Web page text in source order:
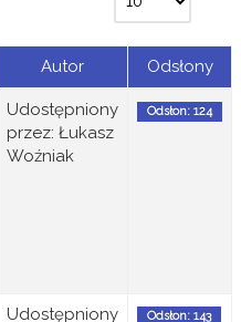
Autor Odsłony
Udostępniony
przez: Łukasz
Woźniak
Odsłon: 124
Udostępniony
Odsłon: 143